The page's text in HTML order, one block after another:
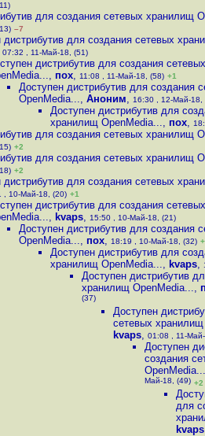
для создания сетевых хранилищ
–7
дистрибутив для создания сетевых
07:32 , 11-Май-18, (51)
дистрибутив для создания
, пох, 11:08 , 11-Май-18, (58) +1
Доступен дистрибутив для создания
OpenMedia..., Аноним, 16:30 , 12-Май-18,
Доступен дистрибутив для
хранилищ OpenMedia..., пох,
для создания сетевых хранилищ
+2
для создания сетевых хранилищ
+2
дистрибутив для создания сетевых
, 10-Май-18, (20) +1
дистрибутив для создания
, kvaps, 15:50 , 10-Май-18, (21)
Доступен дистрибутив для создания
OpenMedia..., пох, 18:19 , 10-Май-18, (32)
Доступен дистрибутив для
хранилищ OpenMedia..., kvaps,
Доступен дистрибутив
хранилищ OpenMedia...,
(37)
Доступен
сетевых
kvaps, 01:08 , 11-
Доступен
создания
OpenMedia...
Май-18, (49) +2
для
kvaps